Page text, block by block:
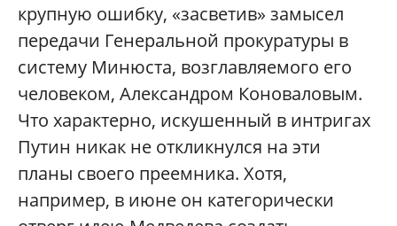
крупную ошибку, «засветив» замысел
передачи Генеральной прокуратуры в
систему Минюста, возглавляемого его
человеком, Александром Коноваловым.
Что характерно, искушенный в интригах
Путин никак не откликнулся на эти
планы своего преемника. Хотя,
например, в июне он категорически